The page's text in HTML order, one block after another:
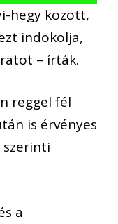
hegy között,
indokolja,
– írták.
reggel fél
is érvényes
szerinti
a